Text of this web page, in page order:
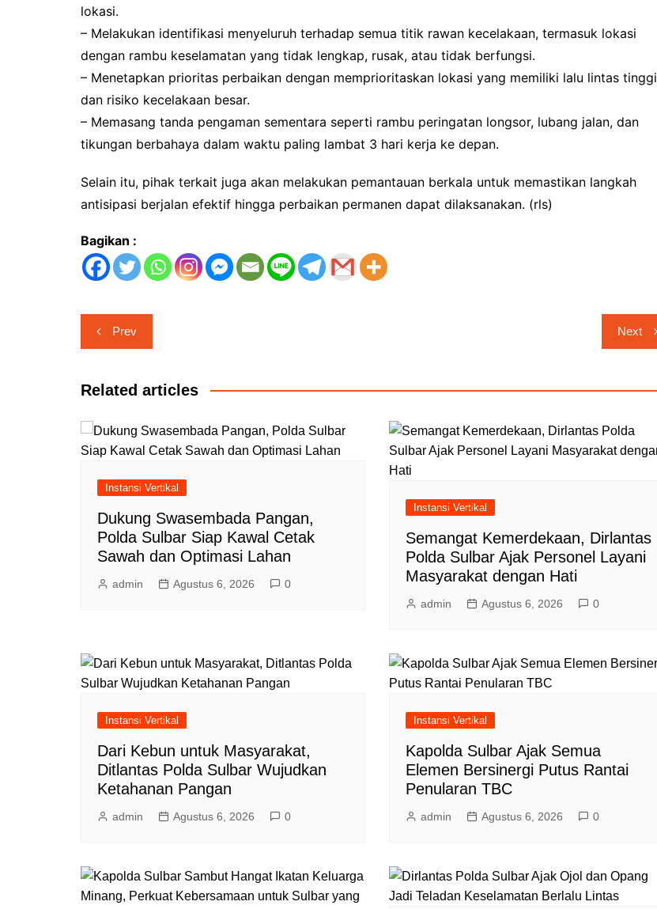
lokasi.
– Melakukan identifikasi menyeluruh terhadap semua titik rawan kecelakaan, termasuk lokasi
dengan rambu keselamatan yang tidak lengkap, rusak, atau tidak berfungsi.
– Menetapkan prioritas perbaikan dengan memprioritaskan lokasi yang memiliki lalu lintas tinggi
dan risiko kecelakaan besar.
– Memasang tanda pengaman sementara seperti rambu peringatan longsor, lubang jalan, dan
tikungan berbahaya dalam waktu paling lambat 3 hari kerja ke depan.
Selain itu, pihak terkait juga akan melakukan pemantauan berkala untuk memastikan langkah
antisipasi berjalan efektif hingga perbaikan permanen dapat dilaksanakan. (rls)
Bagikan :
Navigasi
pos
Prev Next
Related articles
Instansi Vertikal
Dukung Swasembada Pangan,
Polda Sulbar Siap Kawal Cetak
Sawah dan Optimasi Lahan
admin Agustus 6, 2026 0
Instansi Vertikal
Semangat Kemerdekaan, Dirlantas
Polda Sulbar Ajak Personel Layani
Masyarakat dengan Hati
admin Agustus 6, 2026 0
Instansi Vertikal
Dari Kebun untuk Masyarakat,
Ditlantas Polda Sulbar Wujudkan
Ketahanan Pangan
admin Agustus 6, 2026 0
Instansi Vertikal
Kapolda Sulbar Ajak Semua
Elemen Bersinergi Putus Rantai
Penularan TBC
admin Agustus 6, 2026 0